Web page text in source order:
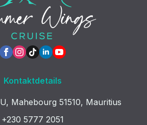
Kontaktdetails
Mahebourg 51510, Mauritius
+230 5777 2051